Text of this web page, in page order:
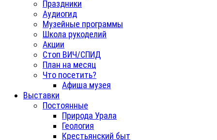
Праздники
Аудиогид
Музейные программы
Школа рукоделий
Акции
Стоп ВИЧ/СПИД
План на месяц
Что посетить?
Афиша музея
Выставки
Постоянные
Природа Урала
Геология
Крестьянский быт